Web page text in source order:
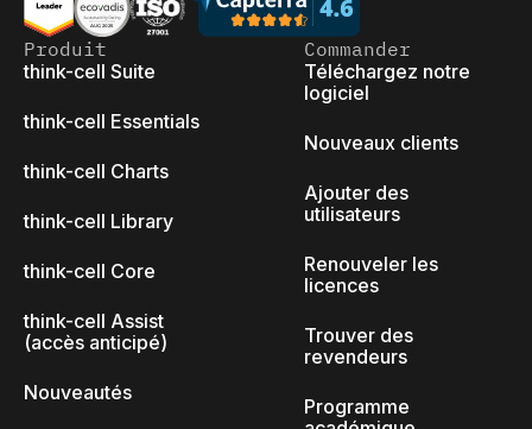
Produit
think-cell Suite
think-cell Essentials
think-cell Charts
think-cell Library
think-cell Core
think-cell Assist
(accès anticipé)
Nouveautés
Commander
Téléchargez notre
logiciel
Nouveaux clients
Ajouter des
utilisateurs
Renouveler les
licences
Trouver des
revendeurs
Programme